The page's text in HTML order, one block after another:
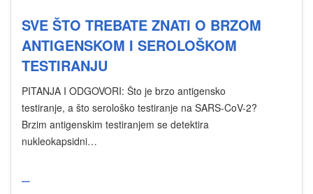
SVE ŠTO TREBATE ZNATI O BRZOM
ANTIGENSKOM I SEROLOŠKOM
TESTIRANJU
PITANJA I ODGOVORI: Što je brzo antigensko
testiranje, a što serološko testiranje na SARS-CoV-2?
Brzim antigenskim testiranjem se detektira
nukleokapsidni…